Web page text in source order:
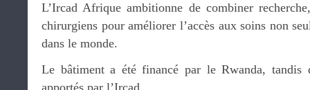
L’Ircad Afrique ambitionne de combiner
chirurgiens pour améliorer l’accès aux soins non
dans le monde.
Le bâtiment a été financé par le Rwanda, tandis
apportés par l’Ircad.